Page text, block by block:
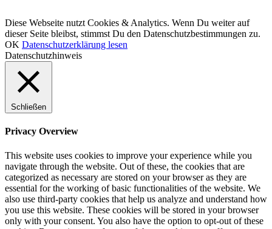
Diese Webseite nutzt Cookies & Analytics. Wenn Du weiter auf
dieser Seite bleibst, stimmst Du den Datenschutzbestimmungen zu.
OK Datenschutzerklärung lesen
Datenschutzhinweis
Schließen
Privacy Overview
This website uses cookies to improve your experience while you
navigate through the website. Out of these, the cookies that are
categorized as necessary are stored on your browser as they are
essential for the working of basic functionalities of the website. We
also use third-party cookies that help us analyze and understand how
you use this website. These cookies will be stored in your browser
only with your consent. You also have the option to opt-out of these